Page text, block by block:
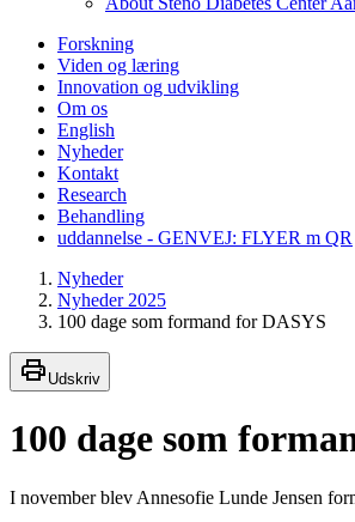
Forskning
Viden og læring
Innovation og udvikling
Om os
English
Nyheder
Kontakt
Research
Behandling
uddannelse - GENVEJ: FLYER m QR
Nyheder
Nyheder 2025
100 dage som formand for DASYS
Udskriv
100 dage som
I november blev Annesofie Lunde Jensen